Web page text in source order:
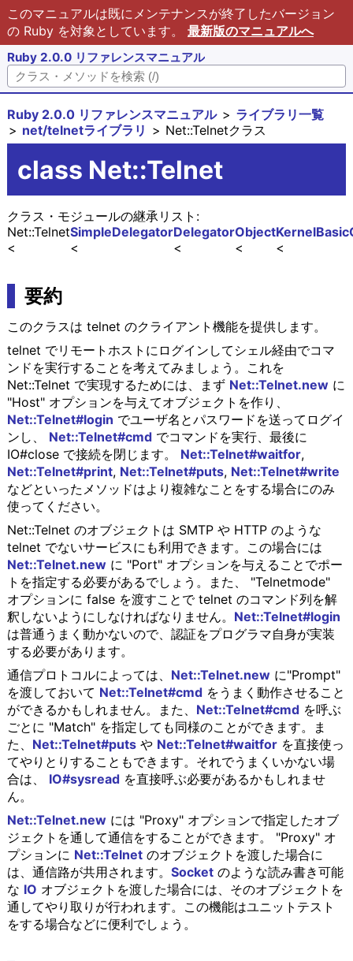
このマニュアルは既にメンテナンスが終了したバージョン
の Ruby を対象としています。 最新版のマニュアルへ
Ruby 2.0.0 リファレンスマニュアル
Ruby 2.0.0 リファレンスマニュアル
ライブラリ一覧
net/telnetライブラリ
Net::Telnetクラス
class Net::Telnet
クラス・モジュールの継承リスト:
Kernel
Object
Delegator
SimpleDelegator
Net::Telnet
要約
このクラスは telnet のクライアント機能を提供します。
telnet でリモートホストにログインしてシェル経由でコマ
ンドを実行することを考えてみましょう。これを
Net::Telnet で実現するためには、まず Net::Telnet.newに
"Host" オプションを与えてオブジェクトを作り、
Net::Telnet#login でユーザ名とパスワードを送ってログイ
ンし、 Net::Telnet#cmdでコマンドを実行、最後に
IO#close で接続を閉じます。 Net::Telnet#waitfor,
Net::Telnet#print, Net::Telnet#puts, Net::Telnet#write
などといったメソッドはより複雑なことをする場合にのみ
使ってください。
Net::Telnet のオブジェクトは SMTP や HTTP のような
telnet でないサービスにも利用できます。この場合には
Net::Telnet.newに "Port" オプションを与えることでポー
トを指定する必要があるでしょう。また、 "Telnetmode"
オプションに false を渡すことで telnet のコマンド列を解
釈しないようにしなければなりません。 Net::Telnet#login
は普通うまく動かないので、認証をプログラマ自身が実装
する必要があります。
通信プロトコルによっては、 Net::Telnet.newに"Prompt"
を渡しておいて Net::Telnet#cmdをうまく動作させること
ができるかもしれません。また、 Net::Telnet#cmdを呼ぶ
ごとに "Match" を指定しても同様のことができます。ま
た、 Net::Telnet#putsや Net::Telnet#waitforを直接使っ
てやりとりすることもできます。それでうまくいかない場
合は、 IO#sysreadを直接呼ぶ必要があるかもしれませ
ん。
Net::Telnet.newには "Proxy" オプションで指定したオブ
ジェクトを通して通信をすることができます。 "Proxy" オ
プションに Net::Telnetのオブジェクトを渡した場合に
は、通信路が共用されます。 Socketのような読み書き可能
な IO オブジェクトを渡した場合には、そのオブジェクトを
通してやり取りが行われます。この機能はユニットテスト
をする場合などに便利でしょう。